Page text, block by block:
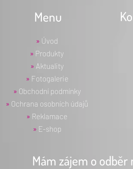
Menu
» Úvod
» Produkty
» Aktuality
» Fotogalerie
» Obchodní podmínky
» Ochrana osobních údajů
» Reklamace
» E-shop
Mám zájem o odběr